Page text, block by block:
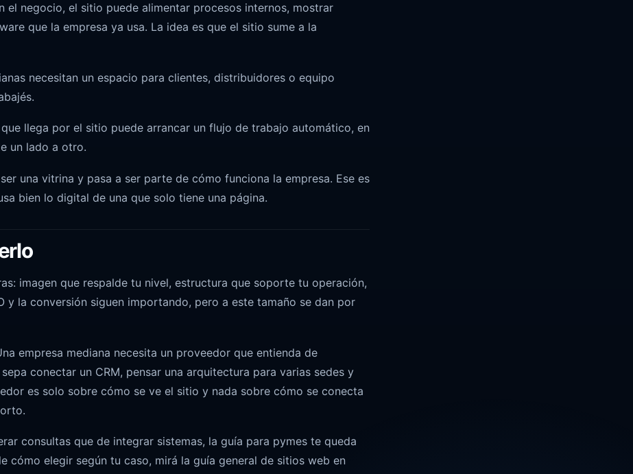
el negocio, el sitio puede alimentar procesos internos, mostrar
que la empresa ya usa. La idea es que el sitio sume a la
necesitan un espacio para clientes, distribuidores o equipo
llega por el sitio puede arrancar un flujo de trabajo automático, en
un lado a otro.
una vitrina y pasa a ser parte de cómo funciona la empresa. Ese es
bien lo digital de una que solo tiene una página.
imagen que respalde tu nivel, estructura que soporte tu operación,
y la conversión siguen importando, pero a este tamaño se dan por
empresa mediana necesita un proveedor que entienda de
conectar un CRM, pensar una arquitectura para varias sedes y
es solo sobre cómo se ve el sitio y nada sobre cómo se conecta
consultas que de integrar sistemas, la guía para pymes te queda
cómo elegir según tu caso, mirá la guía general de sitios web en